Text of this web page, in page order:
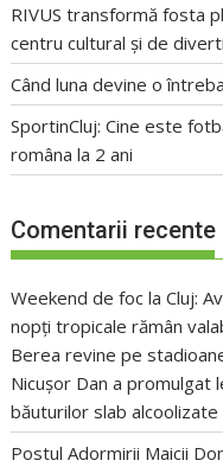
RIVUS transformă fosta
centru cultural și de
Când luna devine o
SportinCluj: Cine este
româna la 2 ani
Comentarii recente
Weekend de foc la Cluj:
nopți tropicale rămân
Berea revine pe
Nicușor Dan a promulgat
băuturilor slab alcoolizate
Postul Adormirii Maicii